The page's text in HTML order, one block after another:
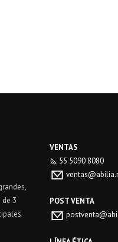
3
VENTAS
55 5090 8080
POST VENTA